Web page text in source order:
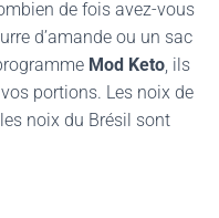
de fois avez-vous
d’amande ou un sac
Mod Keto, ils
portions. Les noix de
noix du Brésil sont